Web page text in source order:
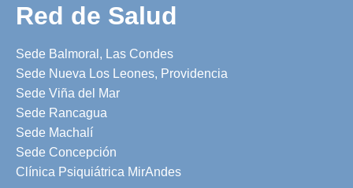
Red de Salud
Sede Balmoral, Las Condes
Sede Nueva Los Leones, Providencia
Sede Viña del Mar
Sede Rancagua
Sede Machalí
Sede Concepción
Clínica Psiquiátrica MirAndes